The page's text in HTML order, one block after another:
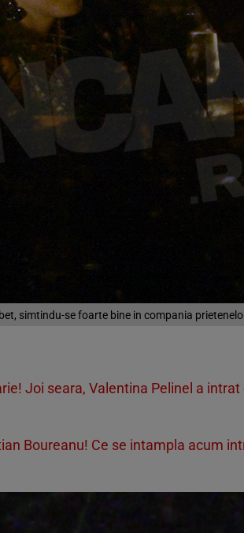
simtindu-se foarte bine in compania
Joi seara, Valentina Pelinel a
Boureanu! Ce se intampla acum